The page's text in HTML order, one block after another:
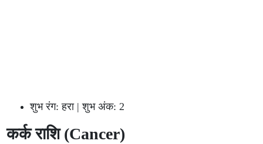
शुभ रंग: हरा | शुभ अंक: 2
कर्क राशि (Cancer)